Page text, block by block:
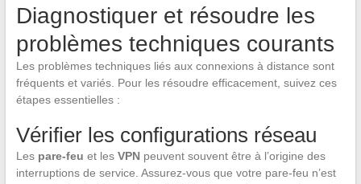
Diagnostiquer et résoudre les
problèmes techniques courants
Les problèmes techniques liés aux connexions à distance sont
fréquents et variés. Pour les résoudre efficacement, suivez ces
étapes essentielles :
Vérifier les configurations réseau
Les pare-feu et les VPNpeuvent souvent être à l’origine des
interruptions de service. Assurez-vous que votre pare-feu n’est